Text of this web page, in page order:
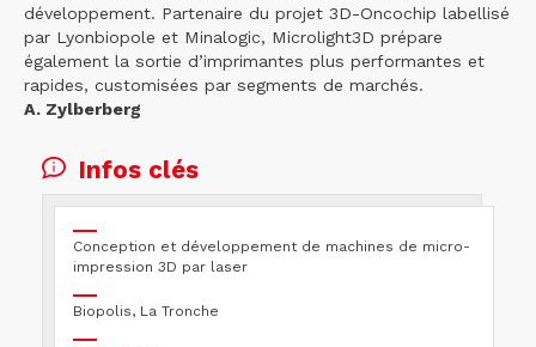
développement. Partenaire du projet 3D-Oncochip labellisé
par Lyonbiopole et Minalogic, Microlight3D prépare
également la sortie d’imprimantes plus performantes et
rapides, customisées par segments de marchés.
A. Zylberberg
Infos clés
Conception et développement de machines de micro-
impression 3D par laser
Biopolis, La Tronche